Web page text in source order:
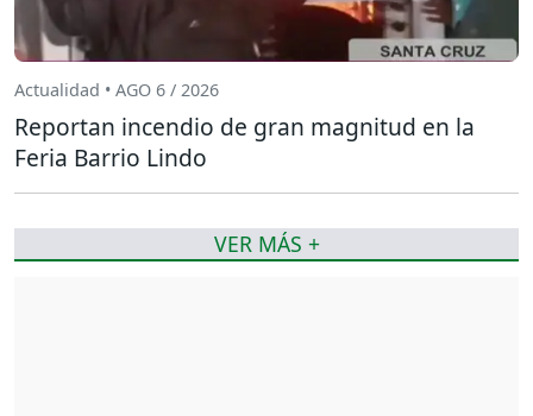
Actualidad • AGO 6 / 2026
Reportan incendio de gran magnitud en la
Feria Barrio Lindo
VER MÁS +